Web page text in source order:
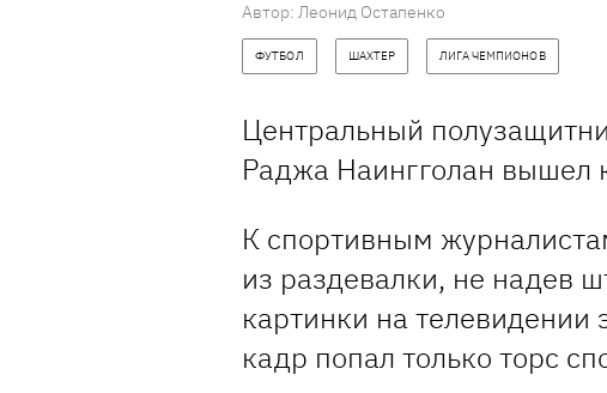
Автор: Леонид Остапенко
ФУТБОЛ ШАХТЕР ЛИГА ЧЕМПИОНОВ
Центральный
Раджа Наингголан вышел
К спортивным
из раздевалки, не надев
картинки на телевидении
кадр попал только торс